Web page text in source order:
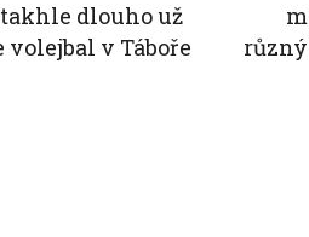
dlouho už
volejbal v Táboře